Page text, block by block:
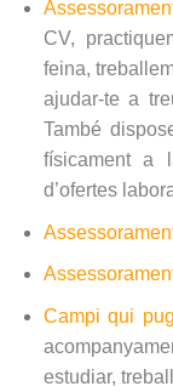
CV,
feina,
ajudar-te a
També
físicament a
d’ofertes
Campi qui
estudiar,